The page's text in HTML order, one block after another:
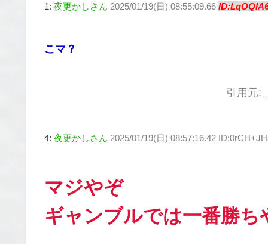
1: 夜更かしさん 2025/01/19(日) 08:55:09.66
こマ？
引用元:
4: 夜更かしさん 2025/01/19(日) 08:57:16.42
マジやぞ
ギャンブルでは一番勝ち